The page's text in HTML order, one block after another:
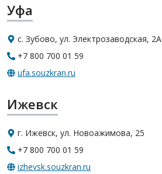
Уфа
с. Зубово, ул. Электрозаводская, 2А
+7 800 700 01 59
ufa.souzkran.ru
Ижевск
г. Ижевск, ул. Новоажимова, 25
+7 800 700 01 59
izhevsk.souzkran.ru